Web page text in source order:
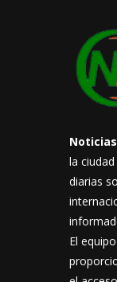
la
diarias
El